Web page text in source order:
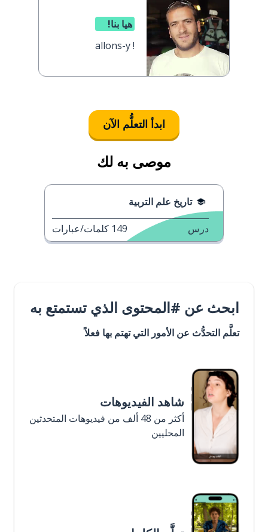
هيا بنا!
allons-y !
ابدأ التعلُّم الآن
موصى به لك
تاريخ علم التربية
درس 149 كلمات/عبارات
ابحث عن #المحتوى الذي تستمتع به
تعلَّم التحدُّث عن الأمور التي تهتم بها فعلاً
شاهد الفيديوهات
أكثر من 48 ألف من فيديوهات المتحدثين
المحليين